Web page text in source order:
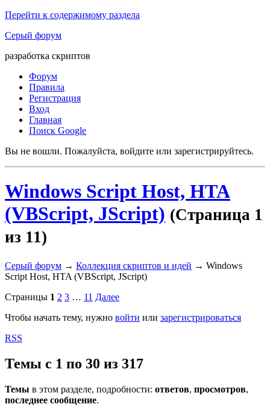
Перейти к содержимому раздела
Серый форум
разработка скриптов
Форум
Правила
Регистрация
Вход
Главная
Поиск Google
Вы не вошли. Пожалуйста, войдите или зарегистрируйтесь.
Windows Script Host, HTA
(VBScript, JScript) (Страница 1
из 11)
Серый форум → Коллекция скриптов и идей → Windows
Script Host, HTA (VBScript, JScript)
Страницы 1 2 3 … 11 Далее
Чтобы начать тему, нужно войти или зарегистрироваться
RSS
Темы с 1 по 30 из 317
Темы в этом разделе, подробности: ответов, просмотров,
последнее сообщение.